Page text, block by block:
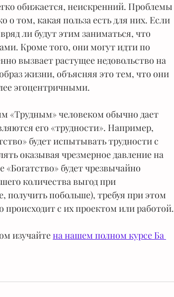
обижается, неискренний. Проблемы
о том, какая польза есть для них. Если
ли будут этим заниматься, что
Кроме того, они могут идти по
вызвает растущее недовольство на
жизни, объясняя это тем, что они
эгоцентричными.
«Трудным» человеком обычно дает
его «трудности». Например,
будет испытывать трудности с
оказывая чрезмерное давление на
будет чрезвычайно
количества выгод при
получить побольше), требуя при этом
с их проектом или работой.
изучайте на нашем полном курсе Ба